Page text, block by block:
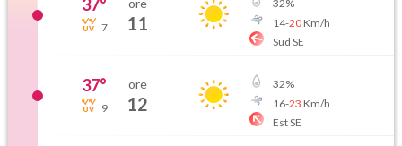
37°
7 11
32%
14-20Km/h
Sud SE
37°
9
ore
12
32%
16-23 Km/h
Est SE